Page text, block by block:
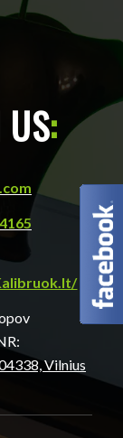
:
Vilnius